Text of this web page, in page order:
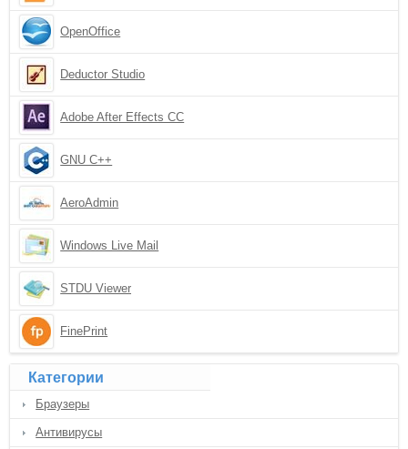
OpenOffice
Deductor Studio
Adobe After Effects CC
GNU C++
AeroAdmin
Windows Live Mail
STDU Viewer
FinePrint
Категории
Браузеры
Антивирусы